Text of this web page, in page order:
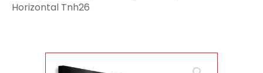
Horizontal Tnh26